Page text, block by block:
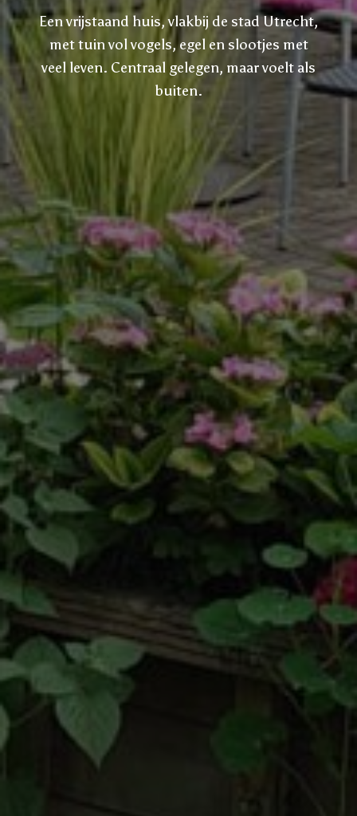
Een vrijstaand huis, vlakbij de stad Utrecht,
met tuin vol vogels, egel en slootjes met
veel leven. Centraal gelegen, maar voelt als
buiten.